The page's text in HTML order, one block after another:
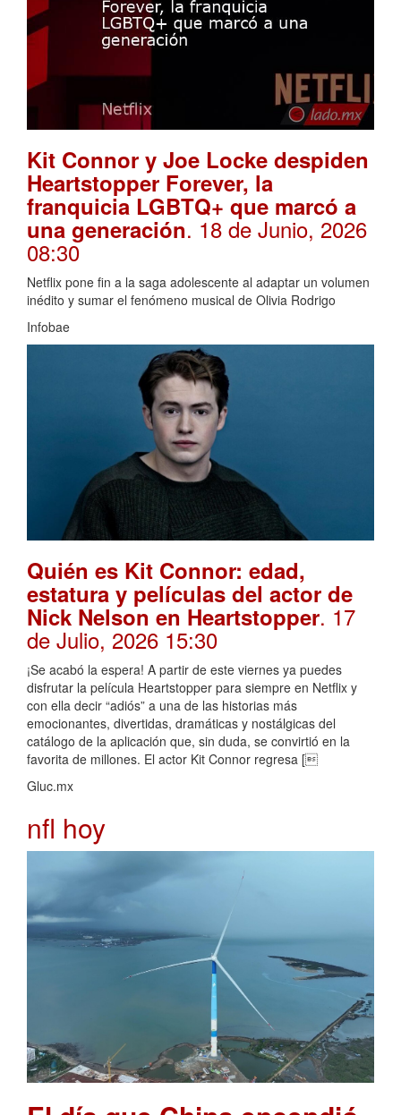
Kit Connor y Joe Locke despiden
Heartstopper Forever, la
franquicia LGBTQ+ que marcó a
una generación. 18 de Junio, 2026
08:30
Netflix pone fin a la saga adolescente al adaptar un volumen
inédito y sumar el fenómeno musical de Olivia Rodrigo
Infobae
Quién es Kit Connor: edad,
estatura y películas del actor de
Nick Nelson en Heartstopper. 17
de Julio, 2026 15:30
¡Se acabó la espera! A partir de este viernes ya puedes
disfrutar la película Heartstopper para siempre en Netflix y
con ella decir “adiós” a una de las historias más
emocionantes, divertidas, dramáticas y nostálgicas del
catálogo de la aplicación que, sin duda, se convirtió en la
favorita de millones. El actor Kit Connor regresa [
Gluc.mx
nfl hoy